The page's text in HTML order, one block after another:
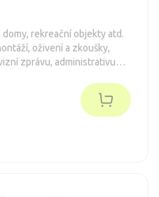
rekreační objekty atd.
oživení a zkoušky,
zprávu, administrativu